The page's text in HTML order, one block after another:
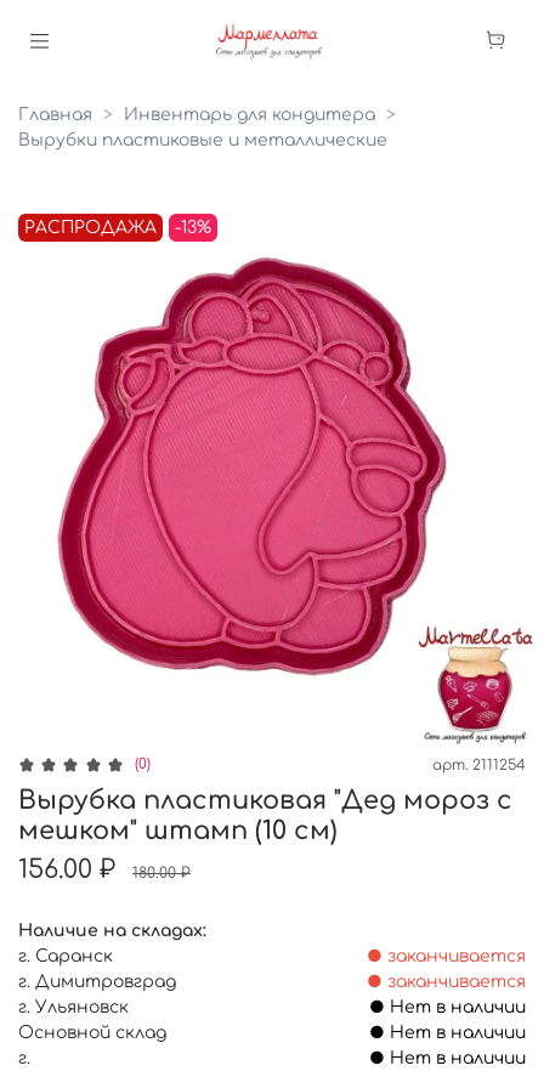
Главная
Инвентарь для кондитера
Вырубки пластиковые и металлические
РАСПРОДАЖА -13%
(0) арт. 2111254
Вырубка пластиковая "Дед мороз с
мешком" штамп (10 см)
156.00 ₽
180.00 ₽
Наличие на складах:
г. Саранск
● заканчивается
г. Димитровград
● заканчивается
г. Ульяновск
● Нет в наличии
Основной склад
● Нет в наличии
г.
● Нет в наличии